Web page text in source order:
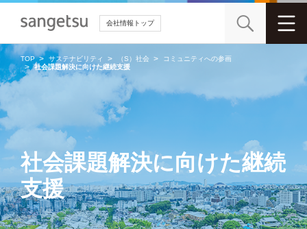
会社情報トップ
TOP サステナビリティ （S）社会
コミュニティへの参画
社会課題解決に向けた継続支援
社会課題解決に向けた継続
支援